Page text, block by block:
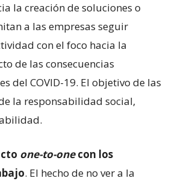
la creación de soluciones o
a las empresas seguir
con el foco hacia la
de las consecuencias
del COVID-19. El objetivo de las
la responsabilidad social,
one-to-onecon los
. El hecho de no ver a la